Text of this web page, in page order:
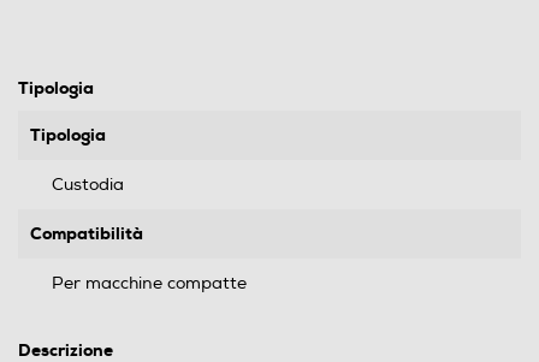
Tipologia
Tipologia
Custodia
Compatibilità
Per macchine compatte
Descrizione